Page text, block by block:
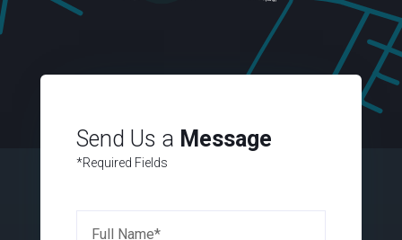
Send Us a Message
*Required Fields